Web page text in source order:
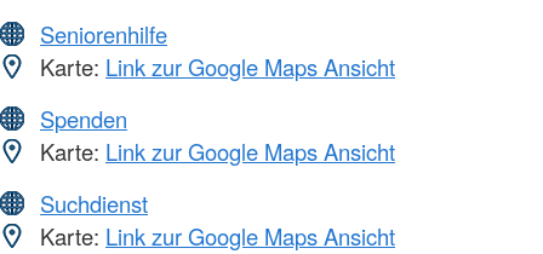
Seniorenhilfe
Karte: Link zur Google Maps Ansicht
Spenden
Karte: Link zur Google Maps Ansicht
Suchdienst
Karte: Link zur Google Maps Ansicht